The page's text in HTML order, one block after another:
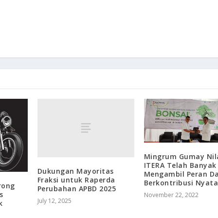
Dukungan Mayoritas
Fraksi untuk Raperda
Perubahan APBD 2025
July 12, 2025
Mingrum Gumay
ITERA Telah Banyak
Mengambil Peran
Berkontribusi Nyata
November 22, 2022